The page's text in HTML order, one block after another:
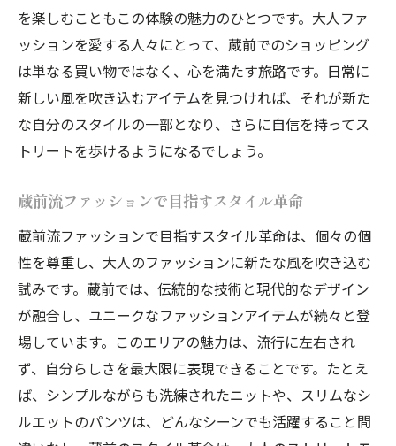
を楽しむこともこの体験の魅力のひとつです。大人ファ
ッションを愛する人々にとって、蔵前でのショッピング
は単なる買い物ではなく、心を満たす旅路です。日常に
新しい風を吹き込むアイテムを見つければ、それが新た
な自分のスタイルの一部となり、さらに自信を持ってス
トリートを歩けるようになるでしょう。
蔵前流ファッションで目指すスタイル革命
蔵前流ファッションで目指すスタイル革命は、個々の個
性を尊重し、大人のファッションに新たな風を吹き込む
試みです。蔵前では、伝統的な技術と現代的なデザイン
が融合し、ユニークなファッションアイテムが続々と登
場しています。このエリアの魅力は、流行に左右され
ず、自分らしさを最大限に表現できることです。たとえ
ば、シンプルながらも洗練されたニットや、スリムなシ
ルエットのパンツは、どんなシーンでも活躍すること間